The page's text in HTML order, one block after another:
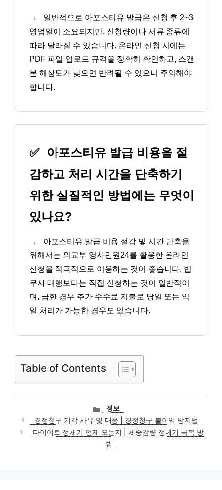
→
일반적으로 아포스티유 발급은 신청 후 2~3
영업일이 소요되지만, 신청량이나 서류 종류에
따라 달라질 수 있습니다. 온라인 신청 시에는
PDF 파일 업로드 규격을 정확히 확인하고, 스캔
본 해상도가 낮으면 반려될 수 있으니 주의해야
합니다.
✅
아포스티유 발급 비용을 절
감하고 처리 시간을 단축하기
위한 실질적인 방법에는 무엇이
있나요?
→
아포스티유 발급 비용 절감 및 시간 단축을
위해서는 외교부 영사민원24를 활용한 온라인
신청을 적극적으로 이용하는 것이 좋습니다. 법
무사 대행보다는 직접 신청하는 것이 일반적이
며, 급한 경우 추가 수수료 지불로 당일 또는 익
일 처리가 가능한 경우도 있습니다.
Table of Contents
카
테
고
리
정보
경정청구 기각 사유 및 대응 | 경정청구 불이익 방지법
다이어트 정체기 언제 오는지 | 체중감량 정체기 극복 방
법